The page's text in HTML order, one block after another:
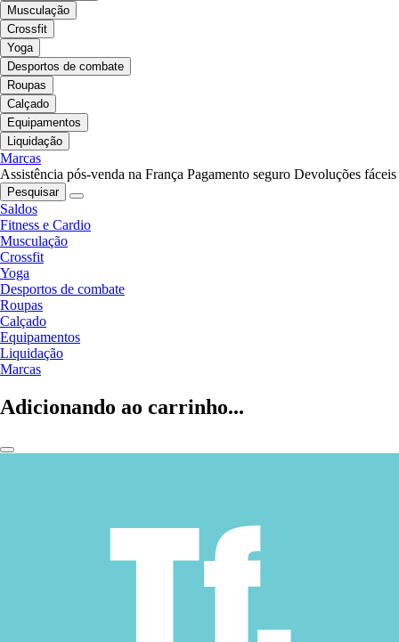
Musculação
Crossfit
Yoga
Desportos de combate
Roupas
Calçado
Equipamentos
Liquidação
Marcas
Assistência pós-venda na França Pagamento seguro Devoluções fáceis
Pesquisar
Saldos
Fitness e Cardio
Musculação
Crossfit
Yoga
Desportos de combate
Roupas
Calçado
Equipamentos
Liquidação
Marcas
Adicionando ao carrinho...